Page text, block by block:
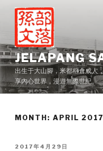
content
JELAPANG
出生于大山腳，米都稻倉成人
享內心世界，漫遊無際世紀。
MONTH: APRIL 2017
POSTED
2017年4月29日